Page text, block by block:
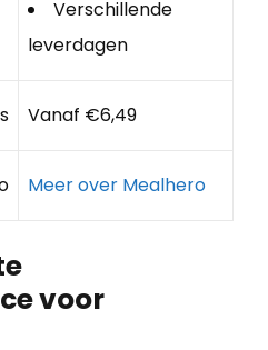
Verschillende
leverdagen
Vanaf €6,49
Meer over Mealhero
voor